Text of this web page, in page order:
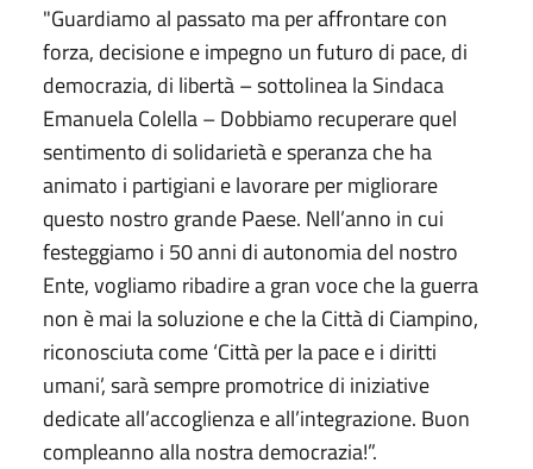
"Guardiamo al passato ma per affrontare con
forza, decisione e impegno un futuro di pace, di
democrazia, di libertà – sottolinea la Sindaca
Emanuela Colella – Dobbiamo recuperare quel
sentimento di solidarietà e speranza che ha
animato i partigiani e lavorare per migliorare
questo nostro grande Paese. Nell’anno in cui
festeggiamo i 50 anni di autonomia del nostro
Ente, vogliamo ribadire a gran voce che la guerra
non è mai la soluzione e che la Città di Ciampino,
riconosciuta come ‘Città per la pace e i diritti
umani’, sarà sempre promotrice di iniziative
dedicate all’accoglienza e all’integrazione. Buon
compleanno alla nostra democrazia!”.